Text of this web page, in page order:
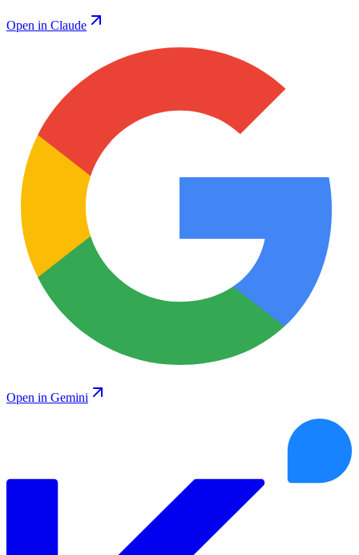
Open in Claude
Open in Gemini